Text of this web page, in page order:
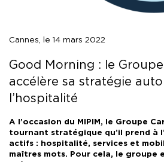
Cannes, le 14 mars 2022
Good Morning : le Groupe
accélère sa stratégie
l’hospitalité
A l’occasion du MIPIM, le Groupe
tournant stratégique qu’il prend à
actifs : hospitalité, services et
maîtres mots. Pour cela, le groupe